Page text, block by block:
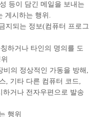
등이 담긴 메일을 보내는
게시하는 행위.
지되는 정보(컴퓨터 프로그
하거나 타인의 명의를 도
비의 정상적인 가동을 방해,
, 기타 다른 컴퓨터 코드,
거나 전자우편으로 발송
행위